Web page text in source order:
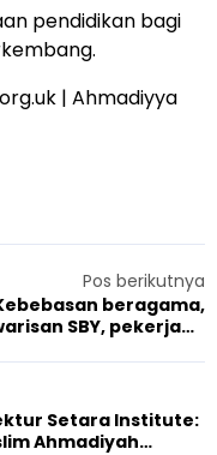
pendidikan bagi
| Ahmadiyya
Pos berikutnya
beragama,
SBY, pekerjaan
Setara Institute:
Ahmadiyah